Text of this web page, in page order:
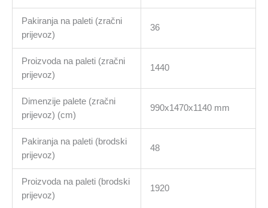
Pakiranja na paleti (zračni
prijevoz)
36
Proizvoda na paleti (zračni
prijevoz)
1440
Dimenzije palete (zračni
prijevoz) (cm)
990x1470x1140 mm
Pakiranja na paleti (brodski
prijevoz)
48
Proizvoda na paleti (brodski
prijevoz)
1920